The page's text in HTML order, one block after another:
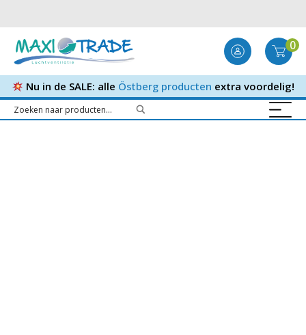
0
Nu in de SALE: alle Östberg producten extra voordelig!